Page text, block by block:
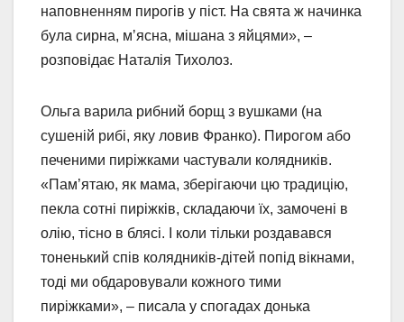
наповненням пирогів у піст. На свята ж начинка
була сирна, мʼясна, мішана з яйцями», –
розповідає Наталія Тихолоз.
Ольга варила рибний борщ з вушками (на
сушеній рибі, яку ловив Франко). Пирогом або
печеними пиріжками частували колядників.
«Пам’ятаю, як мама, зберігаючи цю традицію,
пекла сотні пиріжків, складаючи їх, замочені в
олію, тісно в блясі. І коли тільки роздавався
тоненький спів колядників-дітей попід вікнами,
тоді ми обдаровували кожного тими
пиріжками», – писала у спогадах донька